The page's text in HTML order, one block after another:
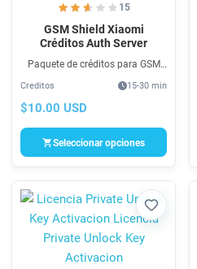
15
GSM Shield Xiaomi
Créditos Auth Server
Paquete de créditos para GSM
Pack de Créditos de autorización
para servidor Xiaomi, compra
Creditos 15-30 min
$10.00 USD
Seleccionar opciones
Favorito